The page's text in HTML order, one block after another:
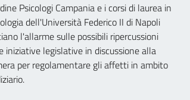
Psicologi Campania e i corsi di laurea in
dell'Università Federico II di Napoli
l'allarme sulle possibili ripercussioni
iniziative legislative in discussione alla
per regolamentare gli affetti in ambito